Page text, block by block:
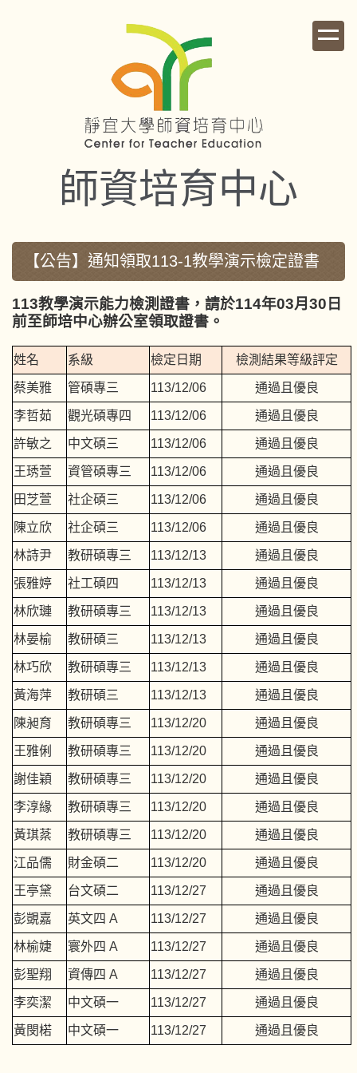
師資培育中心
【公告】通知領取113-1教學演示檢定證書
113教學演示能力檢測證書，請於114年03月30日
前至師培中心辦公室領取證書。
姓名 系級 檢定日期 檢測結果等級評定
蔡美雅 管碩專三 113/12/06 通過且優良
李哲茹 觀光碩專四 113/12/06 通過且優良
許敏之 中文碩三 113/12/06 通過且優良
王琇萱 資管碩專三 113/12/06 通過且優良
田芝萱 社企碩三 113/12/06 通過且優良
陳立欣 社企碩三 113/12/06 通過且優良
林詩尹 教研碩專三 113/12/13 通過且優良
張雅婷 社工碩四 113/12/13 通過且優良
林欣璉 教研碩專三 113/12/13 通過且優良
林晏榆 教研碩三 113/12/13 通過且優良
林巧欣 教研碩專三 113/12/13 通過且優良
黃海萍 教研碩三 113/12/13 通過且優良
陳昶育 教研碩專三 113/12/20 通過且優良
王雅俐 教研碩專三 113/12/20 通過且優良
謝佳穎 教研碩專三 113/12/20 通過且優良
李淳緣 教研碩專三 113/12/20 通過且優良
黃琪棻 教研碩專三 113/12/20 通過且優良
江品儒 財金碩二 113/12/20 通過且優良
王亭黛 台文碩二 113/12/27 通過且優良
彭覬嘉 英文四 A 113/12/27 通過且優良
林榆婕 寰外四 A 113/12/27 通過且優良
彭聖翔 資傳四 A 113/12/27 通過且優良
李奕潔 中文碩一 113/12/27 通過且優良
黃閔楉 中文碩一 113/12/27 通過且優良